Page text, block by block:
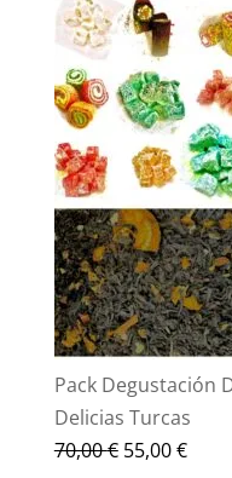
Pack Degustación
Delicias Turcas
70,00€ El
55,00€El